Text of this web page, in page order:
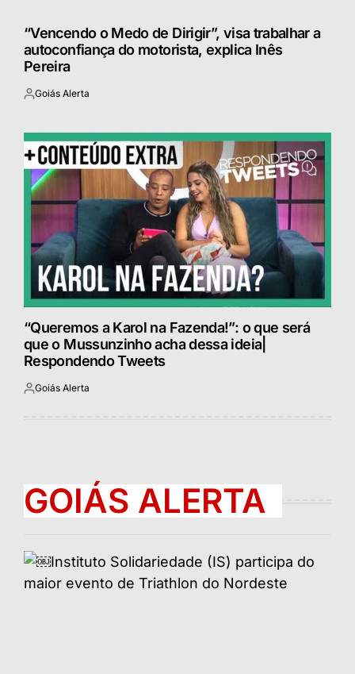
“Vencendo o Medo de Dirigir”, visa trabalhar a
autoconfiança do motorista, explica Inês
Pereira
Postado
Goiás Alerta
“Queremos a Karol na Fazenda!”: o que será
que o Mussunzinho acha dessa ideia|
Respondendo Tweets
Postado
Goiás Alerta
GOIÁS ALERTA